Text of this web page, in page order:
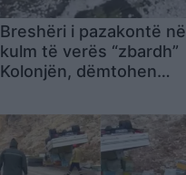
Breshëri i pazakontë në
kulm të verës “zbardh”
Kolonjën, dëmtohen